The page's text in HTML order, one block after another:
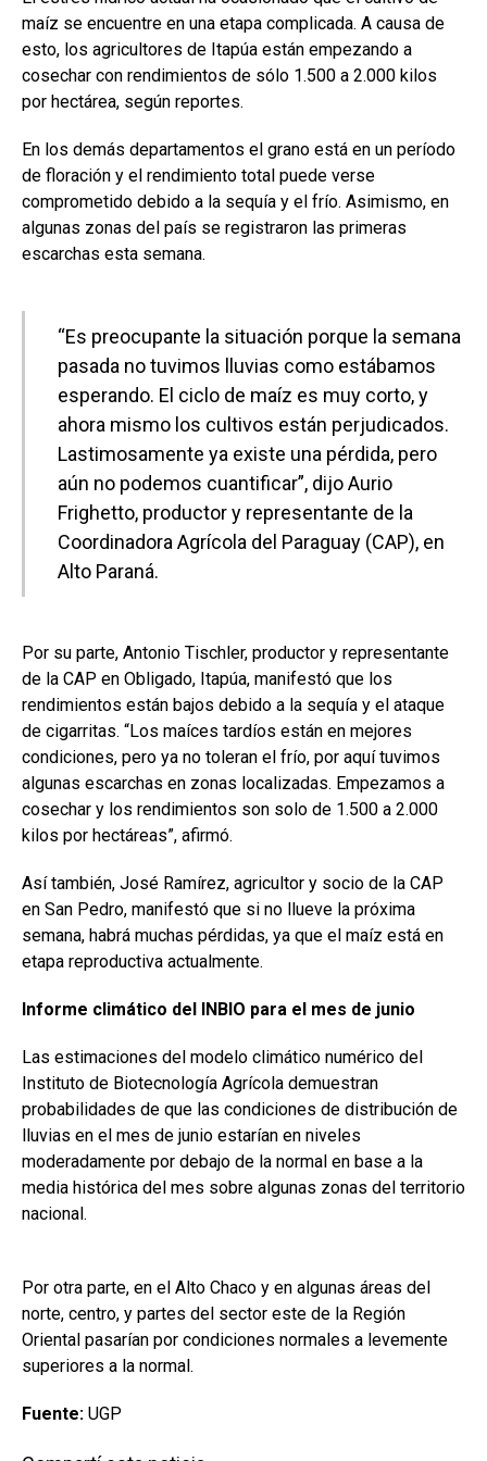
ce
b
o
o
k
at
s
A
p
p
ke
dI
n
m
p
ar
tir
maíz se encuentre en una etapa complicada. A causa de
esto, los agricultores de Itapúa están empezando a
cosechar con rendimientos de sólo 1.500 a 2.000 kilos
por hectárea, según reportes.
En los demás departamentos el grano está en un período
de floración y el rendimiento total puede verse
comprometido debido a la sequía y el frío. Asimismo, en
algunas zonas del país se registraron las primeras
escarchas esta semana.
“Es preocupante la situación porque la semana
pasada no tuvimos lluvias como estábamos
esperando. El ciclo de maíz es muy corto, y
ahora mismo los cultivos están perjudicados.
Lastimosamente ya existe una pérdida, pero
aún no podemos cuantificar”, dijo Aurio
Frighetto, productor y representante de la
Coordinadora Agrícola del Paraguay (CAP), en
Alto Paraná.
Por su parte, Antonio Tischler, productor y representante
de la CAP en Obligado, Itapúa, manifestó que los
rendimientos están bajos debido a la sequía y el ataque
de cigarritas. “Los maíces tardíos están en mejores
condiciones, pero ya no toleran el frío, por aquí tuvimos
algunas escarchas en zonas localizadas. Empezamos a
cosechar y los rendimientos son solo de 1.500 a 2.000
kilos por hectáreas”, afirmó.
Así también, José Ramírez, agricultor y socio de la CAP
en San Pedro, manifestó que si no llueve la próxima
semana, habrá muchas pérdidas, ya que el maíz está en
etapa reproductiva actualmente.
Informe climático del INBIO para el mes de junio
Las estimaciones del modelo climático numérico del
Instituto de Biotecnología Agrícola demuestran
probabilidades de que las condiciones de distribución de
lluvias en el mes de junio estarían en niveles
moderadamente por debajo de la normal en base a la
media histórica del mes sobre algunas zonas del territorio
nacional.
Por otra parte, en el Alto Chaco y en algunas áreas del
norte, centro, y partes del sector este de la Región
Oriental pasarían por condiciones normales a levemente
superiores a la normal.
Fuente: UGP